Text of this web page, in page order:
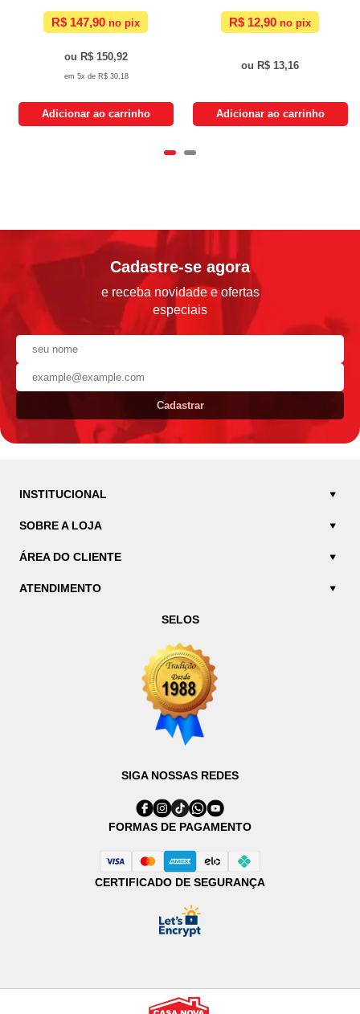
R$ 147,90
R$ 150,92
5x de R$ 30,18
Adicionar ao carrinho
R$ 12,90
R$ 13,16
Adicionar ao carrinho
Cadastre-se agora
e receba novidade e ofertas
especiais
Cadastrar
INSTITUCIONAL
SOBRE A LOJA
ÁREA DO CLIENTE
ATENDIMENTO
SELOS
SIGA NOSSAS REDES
FORMAS DE PAGAMENTO
CERTIFICADO DE SEGURANÇA